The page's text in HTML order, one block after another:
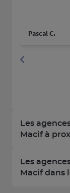
Pascal C.
Les
Macif à
Les
Macif dans